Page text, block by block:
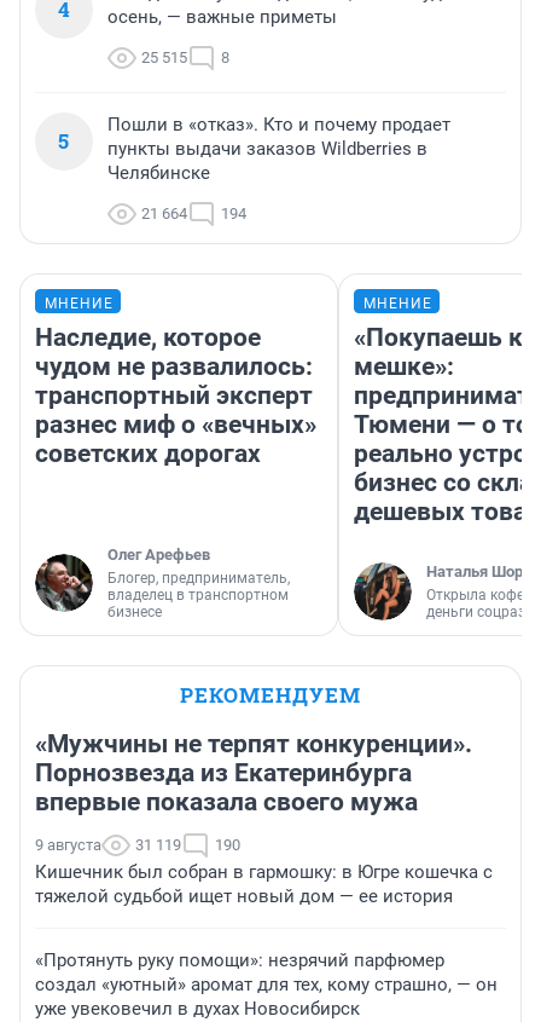
4
осень, — важные приметы
25 515 8
5
Пошли в «отказ». Кто и почему продает
пункты выдачи заказов Wildberries в
Челябинске
21 664 194
МНЕНИЕ
Наследие, которое
чудом не развалилось:
транспортный эксперт
разнес миф о «вечных»
советских дорогах
Олег Арефьев
Блогер, предприниматель,
владелец в транспортном
бизнесе
МНЕНИЕ
«Покупаешь
мешке»:
Тюмени — о
реально
бизнес со
дешевых
Наталья
Открыла
деньги
РЕКОМЕНДУЕМ
«Мужчины не терпят конкуренции».
Порнозвезда из Екатеринбурга
впервые показала своего мужа
9 августа 31 119 190
Кишечник был собран в гармошку: в Югре кошечка с
тяжелой судьбой ищет новый дом — ее история
«Протянуть руку помощи»: незрячий парфюмер
создал «уютный» аромат для тех, кому страшно, — он
уже увековечил в духах Новосибирск